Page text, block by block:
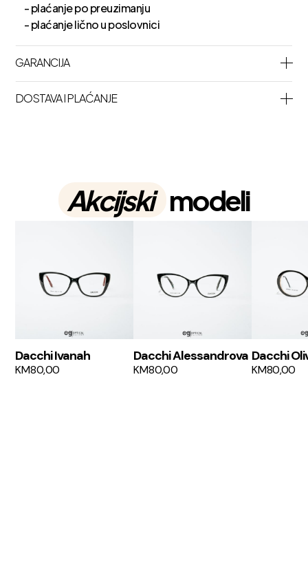
- plaćanje po preuzimanju
- plaćanje lično u poslovnici
GARANCIJA
DOSTAVA I PLAĆANJE
Akcijski modeli
Dacchi Ivanah
KM80,00
Dacchi Alessandrova
KM80,00
Dacchi
KM80,00